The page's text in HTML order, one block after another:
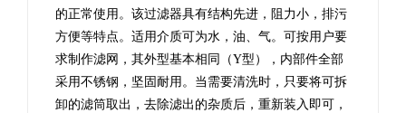
的正常使用。该过滤器具有结构先进，阻力小，排污
方便等特点。适用介质可为水，油、气。可按用户要
求制作滤网，其外型基本相同（Y型），内部件全部
采用不锈钢，坚固耐用。当需要清洗时，只要将可拆
卸的滤筒取出，去除滤出的杂质后，重新装入即可，